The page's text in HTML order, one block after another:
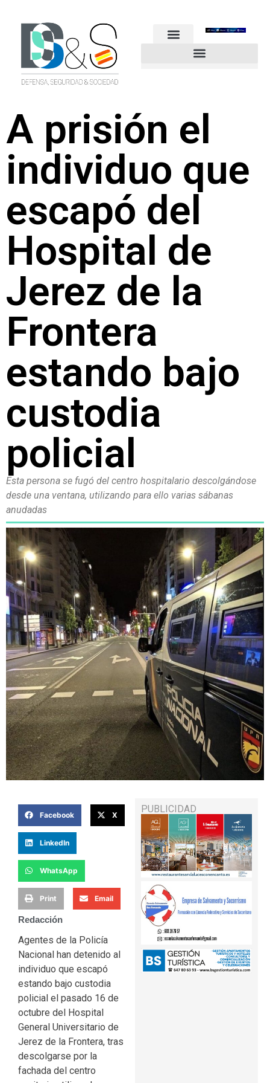
A prisión el
individuo que
escapó del
Hospital de
Jerez de la
Frontera
estando bajo
custodia
policial
Esta persona se fugó del centro hospitalario descolgándose
desde una ventana, utilizando para ello varias sábanas
anudadas
Facebook X
LinkedIn
WhatsApp
Print Email
Redacción
Agentes de la Policía
Nacional han detenido al
individuo que escapó
estando bajo custodia
policial el pasado 16 de
octubre del Hospital
General Universitario de
Jerez de la Frontera, tras
descolgarse por la
fachada del centro
PUBLICIDAD